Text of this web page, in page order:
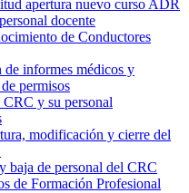
apertura nuevo curso ADR
docente
de Conductores
de informes médicos y
permisos
y su personal
modificación y cierre del
baja de personal del CRC
de Formación Profesional